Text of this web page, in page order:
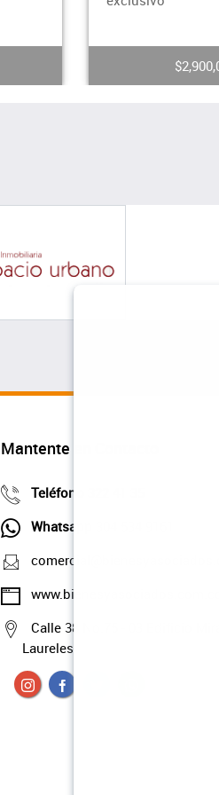
Mantente en Contacto
Teléfono
Whatsapp
www.bienesyasociados.com.co
Calle 38 No.75 - 03 Edificio
Laureles